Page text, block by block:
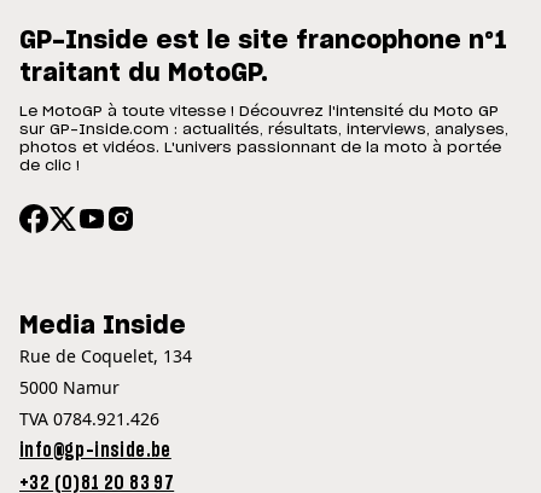
GP-Inside est le site francophone n°1
traitant du MotoGP.
Le MotoGP à toute vitesse ! Découvrez l'intensité du Moto GP
sur GP-Inside.com : actualités, résultats, interviews, analyses,
photos et vidéos. L'univers passionnant de la moto à portée
de clic !
Media Inside
Rue de Coquelet, 134
5000 Namur
TVA 0784.921.426
info@gp-inside.be
+32 (0)81 20 83 97